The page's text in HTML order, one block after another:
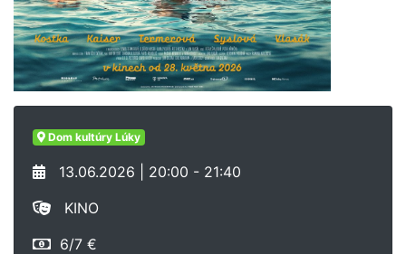
Dom kultúry Lúky
13.06.2026 | 20:00 - 21:40
KINO
6/7 €